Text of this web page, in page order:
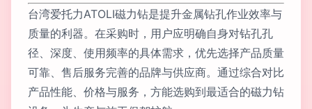
台湾爱托力ATOLI磁力钻是提升金属钻孔作业效率与
质量的利器。在采购时，用户应明确自身对钻孔孔
径、深度、使用频率的具体需求，优先选择产品质量
可靠、售后服务完善的品牌与供应商。通过综合对比
产品性能、价格与服务，方能选购到最适合的磁力钻